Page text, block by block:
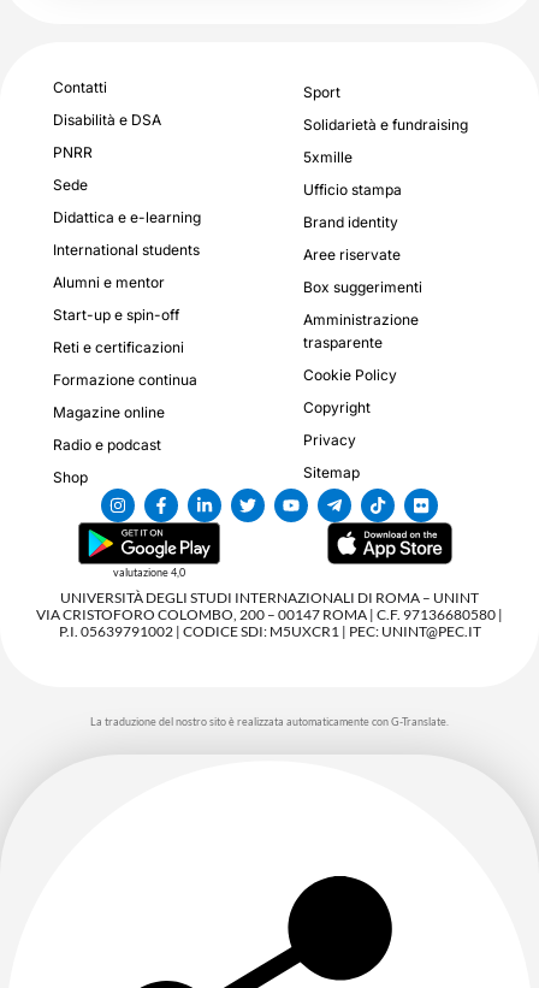
Contatti
Disabilità e DSA
PNRR
Sede
Didattica e e-learning
International students
Alumni e mentor
Start-up e spin-off
Reti e certificazioni
Formazione continua
Magazine online
Radio e podcast
Shop
Sport
Solidarietà e fundraising
5xmille
Ufficio stampa
Brand identity
Aree riservate
Box suggerimenti
Amministrazione
trasparente
Cookie Policy
Copyright
Privacy
Sitemap
valutazione 4,0
UNIVERSITÀ DEGLI STUDI INTERNAZIONALI DI ROMA – UNINT
VIA CRISTOFORO COLOMBO, 200 – 00147 ROMA | C.F. 97136680580 |
P.I. 05639791002 | CODICE SDI: M5UXCR1 | PEC: UNINT@PEC.IT
La traduzione del nostro sito è realizzata automaticamente con G-Translate.